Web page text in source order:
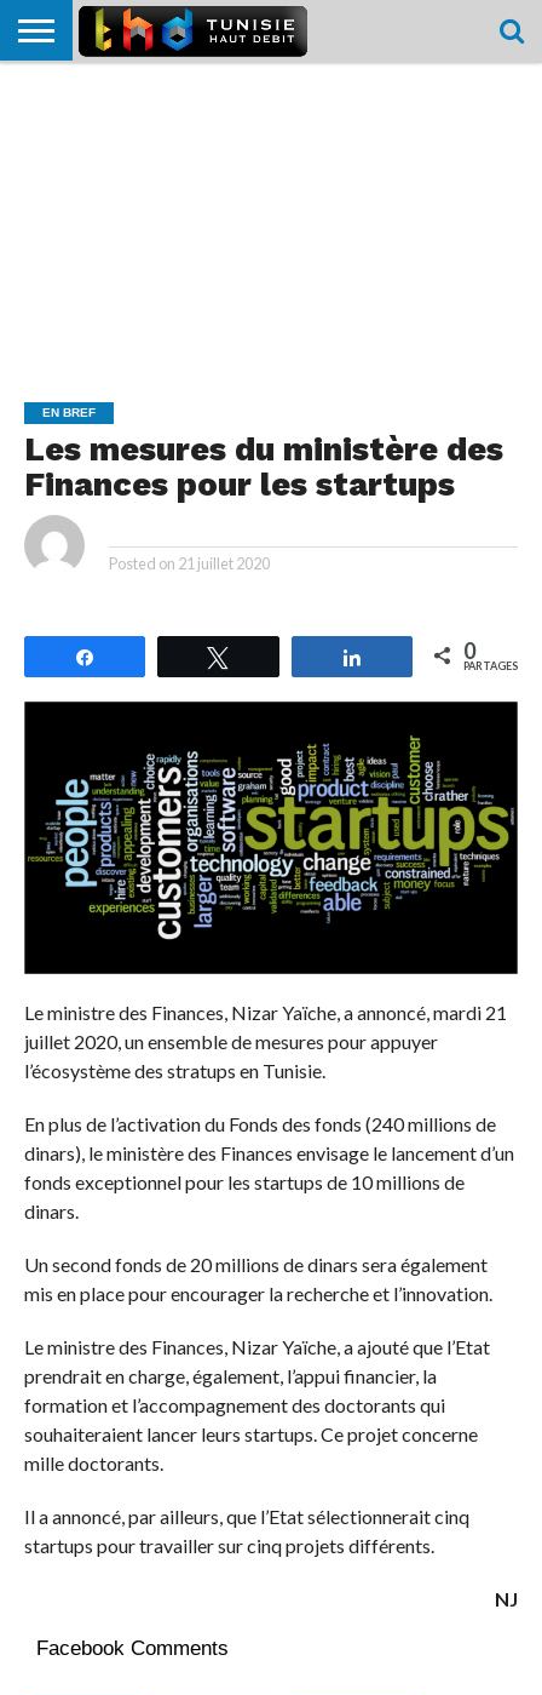
EN BREF
Les mesures du ministère des
Finances pour les startups
Posted on 21 juillet 2020
Partagez 0
PARTAGES
Le ministre des Finances, Nizar Yaïche, a annoncé, mardi 21
juillet 2020, un ensemble de mesures pour appuyer
l’écosystème des stratups en Tunisie.
En plus de l’activation du Fonds des fonds (240 millions de
dinars), le ministère des Finances envisage le lancement d’un
fonds exceptionnel pour les startups de 10 millions de
dinars.
Un second fonds de 20 millions de dinars sera également
mis en place pour encourager la recherche et l’innovation.
Le ministre des Finances, Nizar Yaïche, a ajouté que l’Etat
prendrait en charge, également, l’appui financier, la
formation et l’accompagnement des doctorants qui
souhaiteraient lancer leurs startups. Ce projet concerne
mille doctorants.
Il a annoncé, par ailleurs, que l’Etat sélectionnerait cinq
startups pour travailler sur cinq projets différents.
NJ
Facebook Comments